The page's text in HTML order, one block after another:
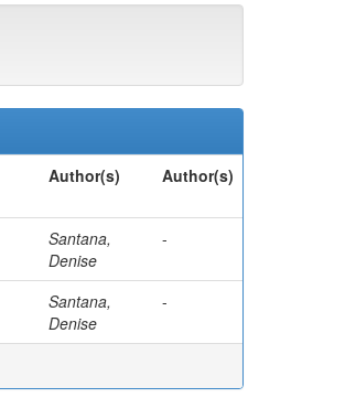
Author(s) Author(s)
Santana,
Denise
-
Santana,
Denise
-